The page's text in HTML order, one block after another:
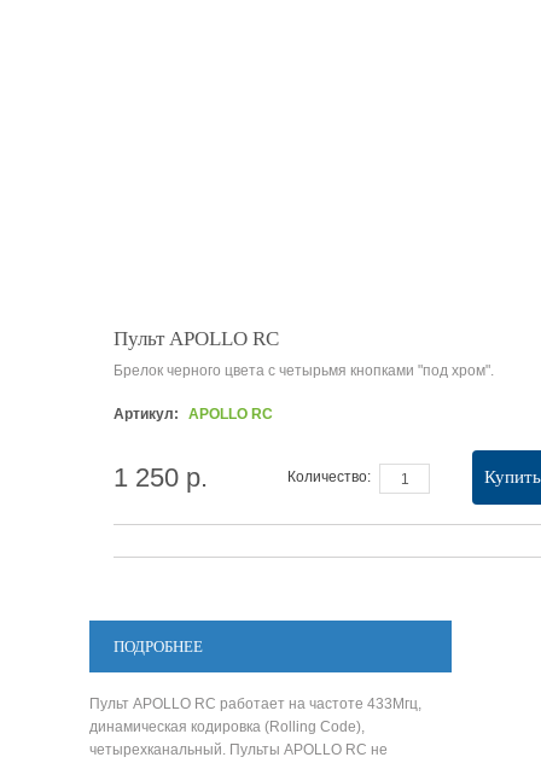
Пульт APOLLO RC
Брелок черного цвета с четырьмя кнопками "под хром".
Артикул: APOLLO RC
1 250 р. Купить
Количество:
ПОДРОБНЕЕ
Пульт APOLLO RC работает на частоте 433Мгц,
динамическая кодировка (Rolling Code),
четырехканальный. Пульты APOLLO RC не